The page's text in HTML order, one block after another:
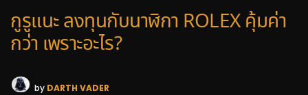
กูรูแนะ ลงทุนกับนาฬิกา ROLEX คุ้มค่า
กว่า เพราะอะไร?
by DARTH VADER